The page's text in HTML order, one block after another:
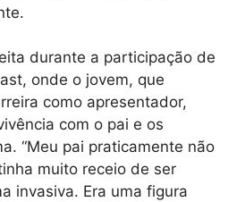
durante a participação de
onde o jovem, que
como apresentador,
com o pai e os
“Meu pai praticamente não
muito receio de ser
invasiva. Era uma figura